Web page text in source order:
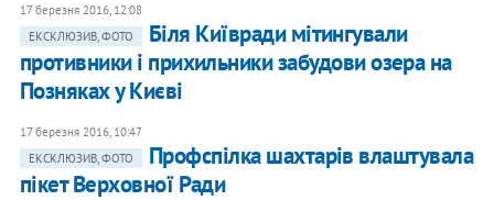
17 березня 2016, 12:08
ЕКСКЛЮЗИВ, ФОТО
Біля Київради мітингували
противники і прихильники забудови озера на
Позняках у Києві
17 березня 2016, 10:47
ЕКСКЛЮЗИВ, ФОТО
Профспілка шахтарів влаштувала
пікет Верховної Ради